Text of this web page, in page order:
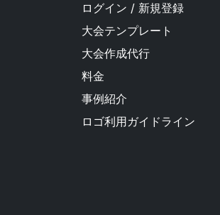
ログイン / 新規登録
大会テンプレート
大会作成代行
料金
事例紹介
ロゴ利用ガイドライン